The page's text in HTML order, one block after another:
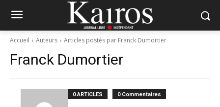
Accueil Auteurs Articles postés par Franck Dumortier
Franck Dumortier
0 ARTICLES 0 Commentaires